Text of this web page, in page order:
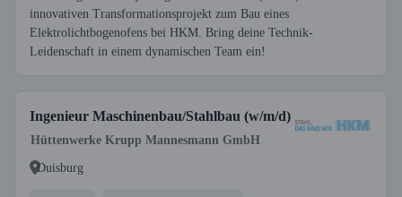
innovativen Transformationsprojekt zum Bau eines
Elektrolichtbogenofens bei HKM. Bring deine Technik-
Leidenschaft in einem dynamischen Team ein!
Ingenieur Maschinenbau/Stahlbau (w/m/d)
Hüttenwerke Krupp Mannesmann GmbH
Duisburg